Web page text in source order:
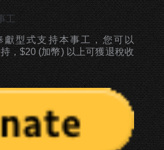
X
Pinterest
工
型式支持本事工，您可以
，$20 (加幣) 以上可獲退稅收